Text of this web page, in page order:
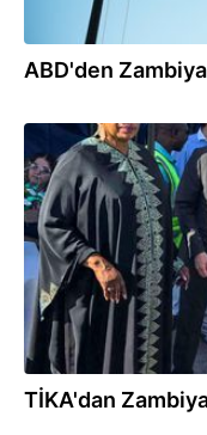
ABD'den
11.04.2025
TİKA'dan